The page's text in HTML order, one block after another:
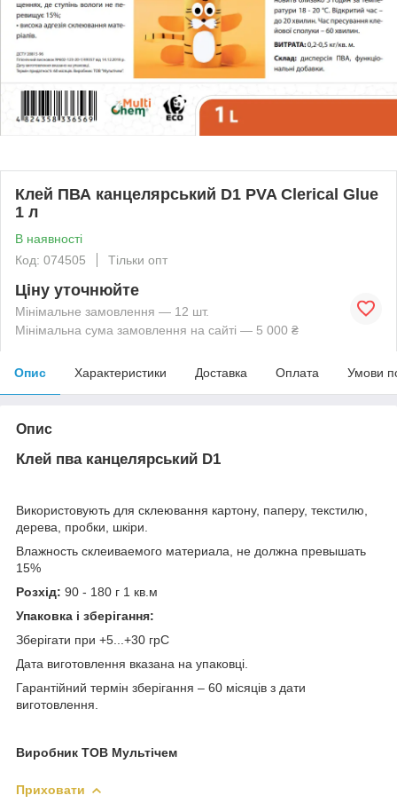
Клей ПВА канцелярський D1 PVA Сlerical Glue
1 л
В наявності
Код: 074505
Тільки опт
Ціну уточнюйте
Мінімальне замовлення — 12 шт.
Мінімальна сума замовлення на сайті — 5 000 ₴
Опис Характеристики Доставка Оплата Умови
Опис
Клей пва канцелярський D1
Використовують для склеювання картону, паперу, текстилю,
дерева, пробки, шкіри.
Влажность склеиваемого материала, не должна превышать
15%
Розхід: 90 - 180 г 1 кв.м
Упаковка і зберігання:
Зберігати при +5...+30 грС
Дата виготовлення вказана на упаковці.
Гарантійний термін зберігання – 60 місяців з дати
виготовлення.
Виробник ТОВ Мультічем
Приховати